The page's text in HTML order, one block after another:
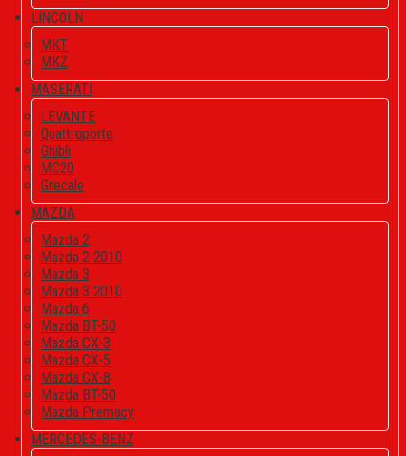
LINCOLN
MKT
MKZ
MASERATI
LEVANTE
Quattroporte
Ghibli
MC20
Grecale
MAZDA
Mazda 2
Mazda 2 2010
Mazda 3
Mazda 3 2010
Mazda 6
Mazda BT-50
Mazda CX-3
Mazda CX-5
Mazda CX-8
Mazda BT-50
Mazda Premacy
MERCEDES-BENZ